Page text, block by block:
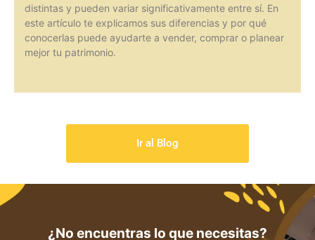
distintas y pueden variar significativamente entre sí. En
este artículo te explicamos sus diferencias y por qué
conocerlas puede ayudarte a vender, comprar o planear
mejor tu patrimonio.
Ir al Blog
¿No encuentras lo que necesitas?